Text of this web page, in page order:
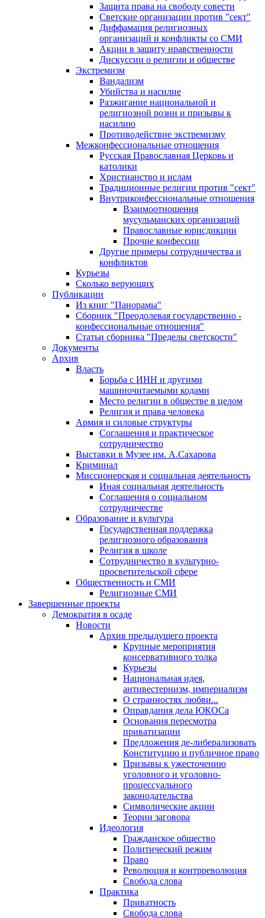
Защита права на свободу совести
Светские организации против "сект"
Диффамация религиозных
организаций и конфликты со СМИ
Акции в защиту нравственности
Дискуссии о религии и обществе
Экстремизм
Вандализм
Убийства и насилие
Разжигание национальной и
религиозной розни и призывы к
насилию
Противодействие экстремизму
Межконфессиональные отношения
Русская Православная Церковь и
католики
Христианство и ислам
Традиционные религии против "сект"
Внутриконфессиональные отношения
Взаимоотношения
мусульманских организаций
Православные юрисдикции
Прочие конфессии
Другие примеры сотрудничества и
конфликтов
Курьезы
Сколько верующих
Публикации
Из книг "Панорамы"
Сборник "Преодолевая государственно -
конфессиональные отношения"
Статьи сборника "Пределы светскости"
Документы
Архив
Власть
Борьба с ИНН и другими
машиночитаемыми кодами
Место религии в обществе в целом
Религия и права человека
Армия и силовые структуры
Соглашения и практическое
сотрудничество
Выставки в Музее им. А.Сахарова
Криминал
Миссионерская и социальная деятельность
Иная социальная деятельность
Соглашения о социальном
сотрудничестве
Образование и культура
Государственная поддержка
религиозного образования
Религия в школе
Сотрудничество в культурно-
просветительской сфере
Общественность и СМИ
Религиозные СМИ
Завершенные проекты
Демократия в осаде
Новости
Архив предыдущего проекта
Крупные мероприятия
консервативного толка
Курьезы
Национальная идея,
антивестернизм, империализм
О странностях любви...
Оправдания дела ЮКОСа
Основания пересмотра
приватизации
Предложения де-либерализовать
Конституцию и публичное право
Призывы к ужесточению
уголовного и уголовно-
процессуального
законодательства
Символические акции
Теории заговора
Идеология
Гражданское общество
Политический режим
Право
Революция и контрреволюция
Свобода слова
Практика
Приватность
Свобода слова